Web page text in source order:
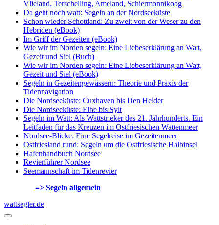
Vlieland, Terschelling, Ameland, Schiermonnikoog
Da geht noch watt: Segeln an der Nordseeküste
Schon wieder Schottland: Zu zweit von der Weser zu den
Hebriden (eBook)
Im Griff der Gezeiten (eBook)
Wie wir im Norden segeln: Eine Liebeserklärung an Watt,
Gezeit und Siel (Buch)
Wie wir im Norden segeln: Eine Liebeserklärung an Watt,
Gezeit und Siel (eBook)
Segeln in Gezeitengewässern: Theorie und Praxis der
Tidennavigation
Die Nordseeküste: Cuxhaven bis Den Helder
Die Nordseeküste: Elbe bis Sylt
Segeln im Watt: Als Wattstrieker des 21. Jahrhunderts. Ein
Leitfaden für das Kreuzen im Ostfriesischen Wattenmeer
Nordsee-Blicke: Eine Segelreise im Gezeitenmeer
Ostfriesland rund: Segeln um die Ostfriesische Halbinsel
Hafenhandbuch Nordsee
Revierführer Nordsee
Seemannschaft im Tidenrevier
=> Segeln allgemein
wattsegler.de